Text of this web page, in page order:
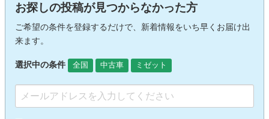
お探しの投稿が見つからなかった方
ご希望の条件を登録するだけで、新着情報をいち早くお届け出
来ます。
選択中の条件 全国 中古車 ミゼット